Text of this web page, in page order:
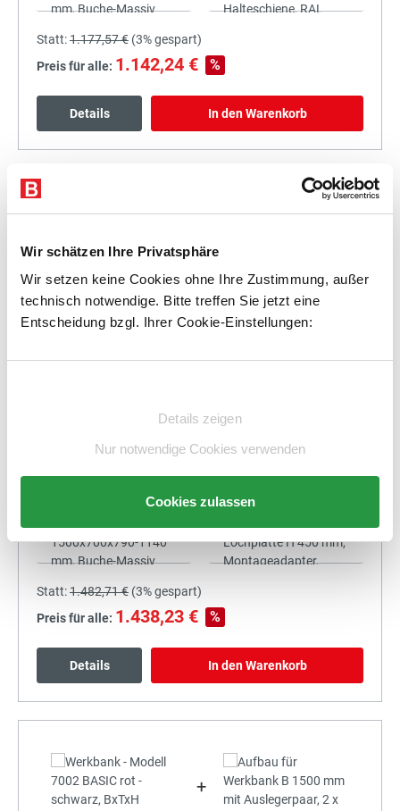
Wir schätzen Ihre Privatsphäre
Wir setzen keine Cookies ohne Ihre Zustimmung, außer
technisch notwendige. Bitte treffen Sie jetzt eine
Entscheidung bzgl. Ihrer Cookie-Einstellungen:
Details zeigen
Nur notwendige Cookies verwenden
Cookies zulassen
Statt:1.177,57 € (3%gespart)
Preis für alle: 1.142,24 € %
Details In den Warenkorb
Statt: 1.340,43 € ( 3%
gespart)
+
Statt:1.482,71 € (3%gespart)
Preis für alle: 1.438,23 € %
Details In den Warenkorb
+